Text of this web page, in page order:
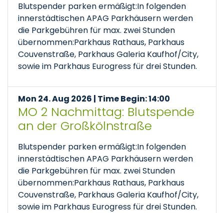
Blutspender parken ermäßigt:In folgenden
innerstädtischen APAG Parkhäusern werden
die Parkgebühren für max. zwei Stunden
übernommen:Parkhaus Rathaus, Parkhaus
Couvenstraße, Parkhaus Galeria Kaufhof/City,
sowie im Parkhaus Eurogress für drei Stunden.
Mon 24. Aug 2026 | Time Begin: 14:00
MO 2 Nachmittag: Blutspende
an der Großkölnstraße
Blutspender parken ermäßigt:In folgenden
innerstädtischen APAG Parkhäusern werden
die Parkgebühren für max. zwei Stunden
übernommen:Parkhaus Rathaus, Parkhaus
Couvenstraße, Parkhaus Galeria Kaufhof/City,
sowie im Parkhaus Eurogress für drei Stunden.